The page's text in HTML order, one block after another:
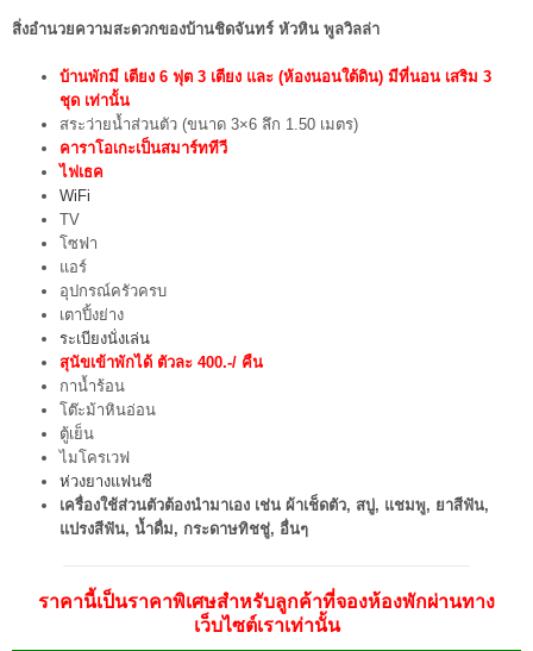
สิ่งอำนวยความสะดวกของบ้านชิดจันทร์ หัวหิน พูลวิลล่า
บ้านพักมี เตียง 6 ฟุต 3 เตียง และ (ห้องนอนใต้ดิน) มีที่นอน เสริม 3
ชุด เท่านั้น
สระว่ายน้ำส่วนตัว (ขนาด 3×6 ลึก 1.50 เมตร)
คาราโอเกะเป็นสมาร์ททีวี
ไฟเธค
WiFi
TV
โซฟา
แอร์
อุปกรณ์ครัวครบ
เตาปิ้งย่าง
ระเบียงนั่งเล่น
สุนัขเข้าพักได้ ตัวละ 400.-/ คืน
กาน้ำร้อน
โต๊ะม้าหินอ่อน
ตู้เย็น
ไมโครเวฟ
ห่วงยางแฟนซี
เครื่องใช้ส่วนตัวต้องนำมาเอง เช่น ผ้าเช็ดตัว, สบู่, แชมพู, ยาสีฟัน,
แปรงสีฟัน, น้ำดื่ม, กระดาษทิชชู่, อื่นๆ
ราคานี้เป็นราคาพิเศษสำหรับลูกค้าที่จองห้องพักผ่านทาง
เว็บไซต์เราเท่านั้น